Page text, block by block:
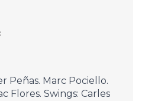
Peñas. Marc Pociello.
Flores. Swings: Carles